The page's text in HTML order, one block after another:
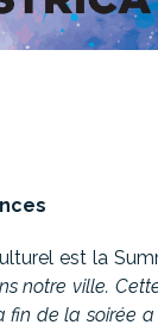
est la
notre ville.
de la soirée